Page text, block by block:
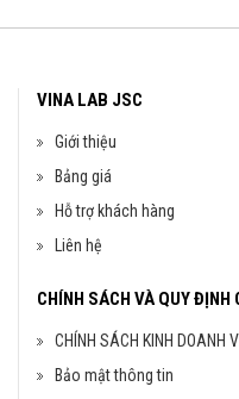
VINA LAB JSC
Giới thiệu
Bảng giá
Hỗ trợ khách hàng
Liên hệ
CHÍNH SÁCH VÀ QUY ĐỊNH
CHÍNH SÁCH KINH DOANH
Bảo mật thông tin